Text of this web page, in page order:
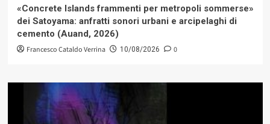
«Concrete Islands frammenti per metropoli sommerse»
dei Satoyama: anfratti sonori urbani e arcipelaghi di
cemento (Auand, 2026)
Francesco Cataldo Verrina 10/08/2026 0